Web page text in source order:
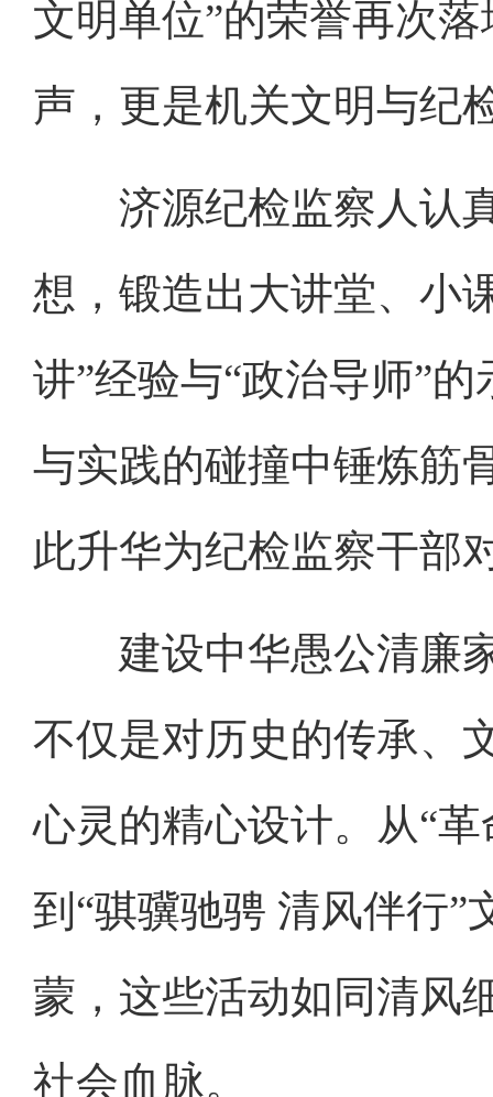
文明单位”的荣誉再次
声，更是机关文明与纪
济源纪检监察人认真
想，锻造出大讲堂、小
讲”经验与“政治导师”
与实践的碰撞中锤炼筋
此升华为纪检监察干部
建设中华愚公清廉家
不仅是对历史的传承、
心灵的精心设计。从“
到“骐骥驰骋 清风伴行
蒙，这些活动如同清风
社会血脉。